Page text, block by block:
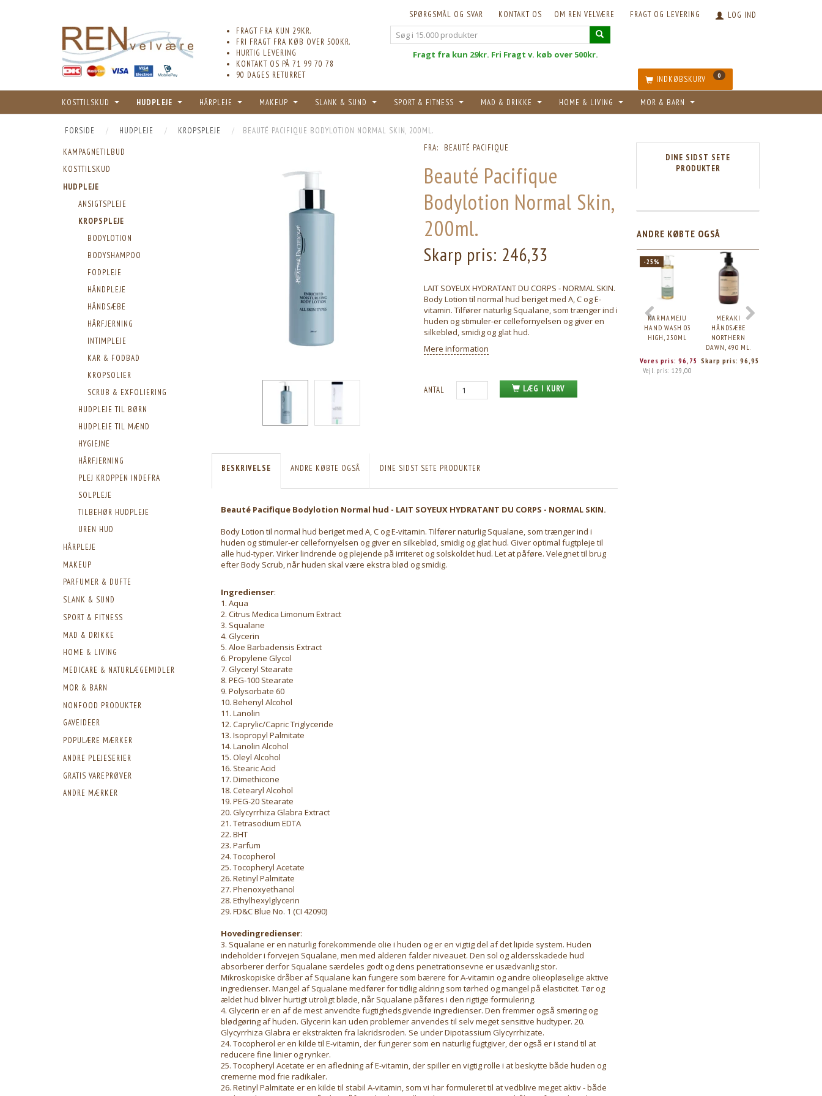
LOG IND
FRAGT OG LEVERING
OM REN VELVÆRE
KONTAKT OS
SPØRGSMÅL OG SVAR
FRAGT FRA KUN 29KR.
FRI FRAGT FRA KØB OVER 500KR.
HURTIG LEVERING
KONTAKT OS PÅ 71 99 70 78
90 DAGES RETURRET
Fragt fra kun 29kr. Fri Fragt v. køb over 500kr.
INDKØBSKURV 0
KOSTTILSKUD HUDPLEJE HÅRPLEJE MAKEUP SLANK & SUND SPORT & FITNESS MAD & DRIKKE HOME & LIVING MOR & BARN
FORSIDE HUDPLEJE KROPSPLEJE BEAUTÉ PACIFIQUE BODYLOTION NORMAL SKIN, 200ML.
KAMPAGNETILBUD
KOSTTILSKUD
HUDPLEJE
ANSIGTSPLEJE
KROPSPLEJE
BODYLOTION
BODYSHAMPOO
FODPLEJE
HÅNDPLEJE
HÅNDSÆBE
HÅRFJERNING
INTIMPLEJE
KAR & FODBAD
KROPSOLIER
SCRUB & EXFOLIERING
HUDPLEJE TIL BØRN
HUDPLEJE TIL MÆND
HYGIEJNE
HÅRFJERNING
PLEJ KROPPEN INDEFRA
SOLPLEJE
TILBEHØR HUDPLEJE
UREN HUD
HÅRPLEJE
MAKEUP
PARFUMER & DUFTE
SLANK & SUND
SPORT & FITNESS
MAD & DRIKKE
HOME & LIVING
MEDICARE & NATURLÆGEMIDLER
MOR & BARN
NONFOOD PRODUKTER
GAVEIDEER
POPULÆRE MÆRKER
ANDRE PLEJESERIER
GRATIS VAREPRØVER
ANDRE MÆRKER
FRA: BEAUTÉ PACIFIQUE
Beauté Pacifique
Bodylotion Normal Skin,
200ml.
Skarp pris: 246,33
LAIT SOYEUX HYDRATANT DU CORPS - NORMAL SKIN.
Body Lotion til normal hud beriget med A, C og E-
vitamin. Tilfører naturlig Squalane, som trænger ind i
huden og stimuler-er cellefornyelsen og giver en
silkeblød, smidig og glat hud.
Mere information
ANTAL LÆG I KURV
BESKRIVELSE ANDRE KØBTE OGSÅ DINE SIDST SETE PRODUKTER
Beauté Pacifique Bodylotion Normal hud - LAIT SOYEUX HYDRATANT DU CORPS - NORMAL SKIN.
Body Lotion til normal hud beriget med A, C og E-vitamin. Tilfører naturlig Squalane, som trænger ind i
huden og stimuler-er cellefornyelsen og giver en silkeblød, smidig og glat hud. Giver optimal fugtpleje til
alle hud-typer. Virker lindrende og plejende på irriteret og solskoldet hud. Let at påføre. Velegnet til brug
efter Body Scrub, når huden skal være ekstra blød og smidig.
Ingredienser:
1. Aqua
2. Citrus Medica Limonum Extract
3. Squalane
4. Glycerin
5. Aloe Barbadensis Extract
6. Propylene Glycol
7. Glyceryl Stearate
8. PEG-100 Stearate
9. Polysorbate 60
10. Behenyl Alcohol
11. Lanolin
12. Caprylic/Capric Triglyceride
13. Isopropyl Palmitate
14. Lanolin Alcohol
15. Oleyl Alcohol
16. Stearic Acid
17. Dimethicone
18. Cetearyl Alcohol
19. PEG-20 Stearate
20. Glycyrrhiza Glabra Extract
21. Tetrasodium EDTA
22. BHT
23. Parfum
24. Tocopherol
25. Tocopheryl Acetate
26. Retinyl Palmitate
27. Phenoxyethanol
28. Ethylhexylglycerin
29. FD&C Blue No. 1 (CI 42090)
Hovedingredienser:
3. Squalane er en naturlig forekommende olie i huden og er en vigtig del af det lipide system. Huden
indeholder i forvejen Squalane, men med alderen falder niveauet. Den sol og aldersskadede hud
absorberer derfor Squalane særdeles godt og dens penetrationsevne er usædvanlig stor.
Mikroskopiske dråber af Squalane kan fungere som bærere for A-vitamin og andre olieopløselige aktive
ingredienser. Mangel af Squalane medfører for tidlig aldring som tørhed og mangel på elasticitet. Tør og
ældet hud bliver hurtigt utroligt bløde, når Squalane påføres i den rigtige formulering.
4. Glycerin er en af de mest anvendte fugtighedsgivende ingredienser. Den fremmer også smøring og
blødgøring af huden. Glycerin kan uden problemer anvendes til selv meget sensitive hudtyper. 20.
Glycyrrhiza Glabra er ekstrakten fra lakridsroden. Se under Dipotassium Glycyrrhizate.
24. Tocopherol er en kilde til E-vitamin, der fungerer som en naturlig fugtgiver, der også er i stand til at
reducere fine linier og rynker.
25. Tocopheryl Acetate er en afledning af E-vitamin, der spiller en vigtig rolle i at beskytte både huden og
cremerne mod frie radikaler.
26. Retinyl Palmitate er en kilde til stabil A-vitamin, som vi har formuleret til at vedblive meget aktiv - både
DINE SIDST SETE
PRODUKTER
ANDRE KØBTE OGSÅ
-25%
KARMAMEJU
HAND WASH 03
HIGH, 250ML
Vores pris:96,75
Vejl. pris:129,00
MERAKI
HÅNDSÆBE
NORTHERN
DAWN, 490 ML.
Skarp pris:96,95